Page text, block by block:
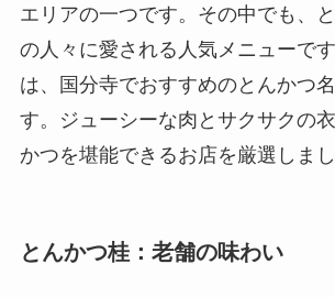
エリアの一つです。その中でも、
の人々に愛される人気メニューで
は、国分寺でおすすめのとんかつ
す。ジューシーな肉とサクサクの
かつを堪能できるお店を厳選しまし
とんかつ桂：老舗の味わい